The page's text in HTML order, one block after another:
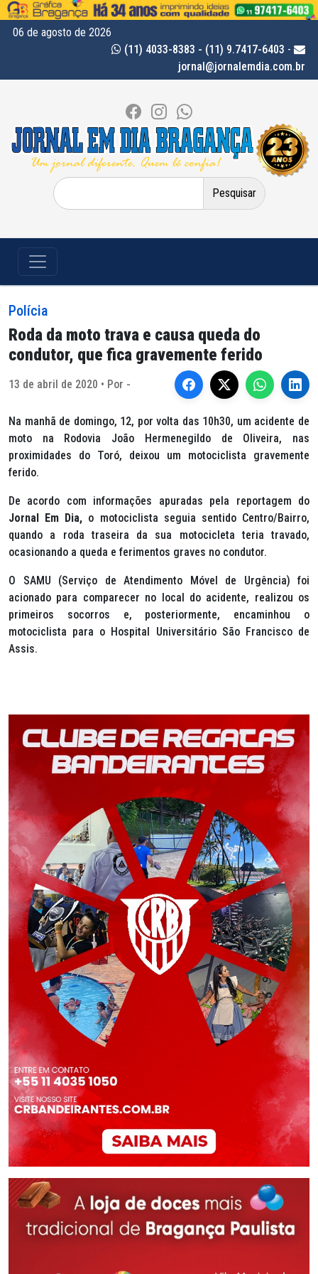
06 de agosto de 2026
(11) 4033-8383 - (11) 9.7417-6403 -
jornal@jornalemdia.com.br
Pesquisar
por:
Polícia
Roda da moto trava e causa queda do
condutor, que fica gravemente ferido
13 de abril de 2020 • Por -
Na manhã de domingo, 12, por volta das 10h30, um acidente de
moto na Rodovia João Hermenegildo de Oliveira, nas
proximidades do Toró, deixou um motociclista gravemente
ferido.
De acordo com informações apuradas pela reportagem do
Jornal Em Dia, o motociclista seguia sentido Centro/Bairro,
quando a roda traseira da sua motocicleta teria travado,
ocasionando a queda e ferimentos graves no condutor.
O SAMU (Serviço de Atendimento Móvel de Urgência) foi
acionado para comparecer no local do acidente, realizou os
primeiros socorros e, posteriormente, encaminhou o
motociclista para o Hospital Universitário São Francisco de
Assis.